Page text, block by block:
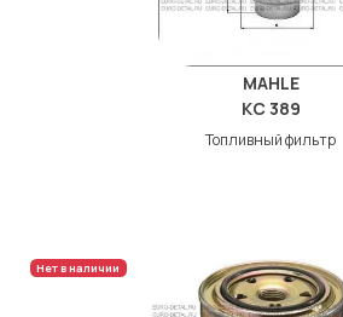
MAHLE
KC 389
Топливный фильтр
Нет в наличии